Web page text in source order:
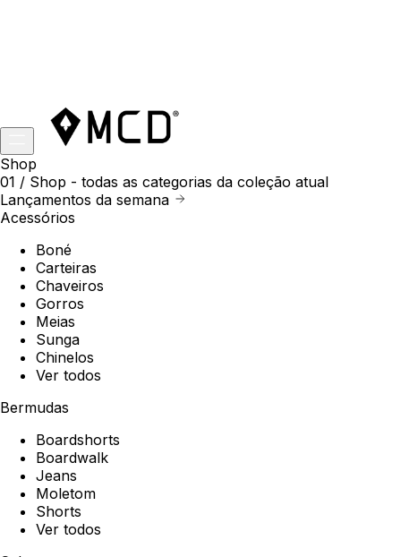
Shop
01 / Shop - todas as categorias da coleção atual
Lançamentos da semana
Acessórios
Boné
Carteiras
Chaveiros
Gorros
Meias
Sunga
Chinelos
Ver todos
Bermudas
Boardshorts
Boardwalk
Jeans
Moletom
Shorts
Ver todos